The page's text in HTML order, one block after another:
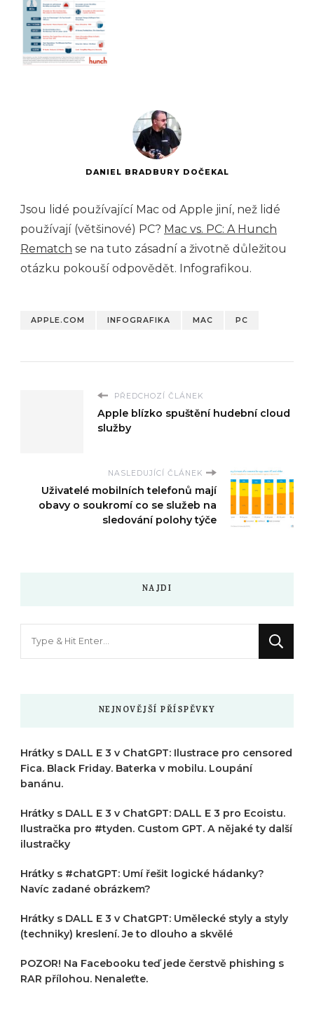
DANIEL BRADBURY DOČEKAL
Jsou lidé používající Mac od Apple jiní, než lidé
používají (většinové) PC? Mac vs. PC: A Hunch
Rematch se na tuto zásadní a životně důležitou
otázku pokouší odpovědět. Infografikou.
APPLE.COM INFOGRAFIKA MAC PC
PŘEDCHOZÍ ČLÁNEK
Apple blízko spuštění hudební cloud
služby
NASLEDUJÍCÍ ČLÁNEK
Uživatelé mobilních telefonů mají
obavy o soukromí co se služeb na
sledování polohy týče
NAJDI
NEJNOVĚJŠÍ PŘÍSPĚVKY
Hrátky s DALL E 3 v ChatGPT: Ilustrace pro censored
Fica. Black Friday. Baterka v mobilu. Loupání
banánu.
Hrátky s DALL E 3 v ChatGPT: DALL E 3 pro Ecoistu.
Ilustračka pro #tyden. Custom GPT. A nějaké ty další
ilustračky
Hrátky s #chatGPT: Umí řešit logické hádanky?
Navíc zadané obrázkem?
Hrátky s DALL E 3 v ChatGPT: Umělecké styly a styly
(techniky) kreslení. Je to dlouho a skvělé
POZOR! Na Facebooku teď jede čerstvě phishing s
RAR přílohou. Nenaleťte.